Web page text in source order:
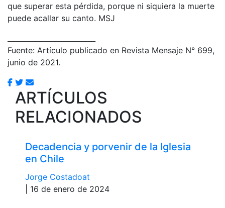
que superar esta pérdida, porque ni siquiera la muerte
puede acallar su canto. MSJ
Fuente: Artículo publicado en Revista Mensaje N° 699,
junio de 2021.
ARTÍCULOS
RELACIONADOS
Decadencia y porvenir de la Iglesia
en Chile
Jorge Costadoat
| 16 de enero de 2024